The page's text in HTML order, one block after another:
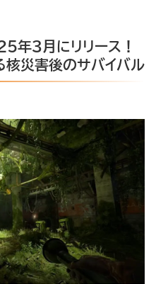
年3月にリリース！
災害後のサバイバル